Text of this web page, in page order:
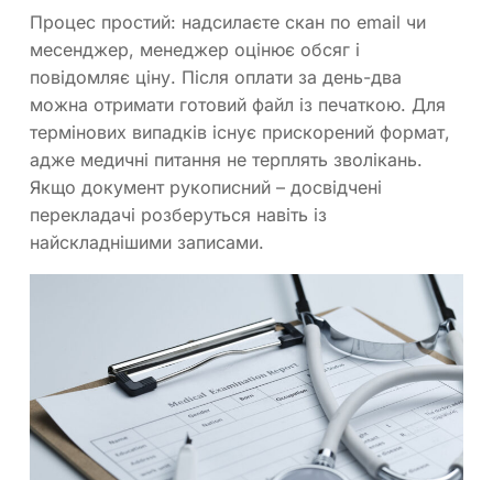
Процес простий: надсилаєте скан по email чи
месенджер, менеджер оцінює обсяг і
повідомляє ціну. Після оплати за день-два
можна отримати готовий файл із печаткою. Для
термінових випадків існує прискорений формат,
адже медичні питання не терплять зволікань.
Якщо документ рукописний – досвідчені
перекладачі розберуться навіть із
найскладнішими записами.